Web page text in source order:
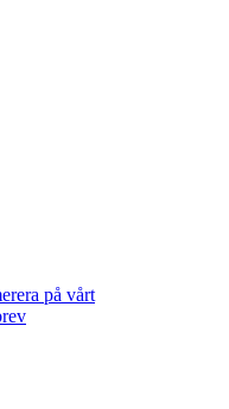
på vårt